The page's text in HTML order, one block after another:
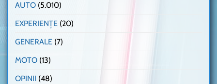
AUTO (5.010)
EXPERIENȚE (20)
GENERALE (7)
MOTO (13)
OPINII (48)